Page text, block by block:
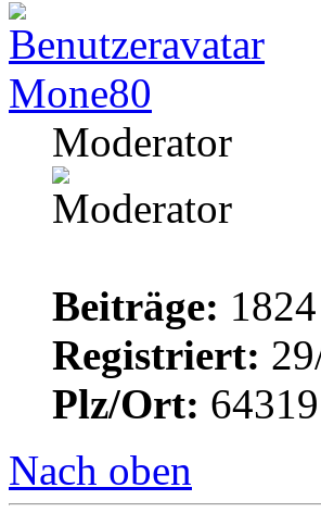
Mone80
Moderator
Beiträge: 1824
Registriert:
Plz/Ort:
Nach oben